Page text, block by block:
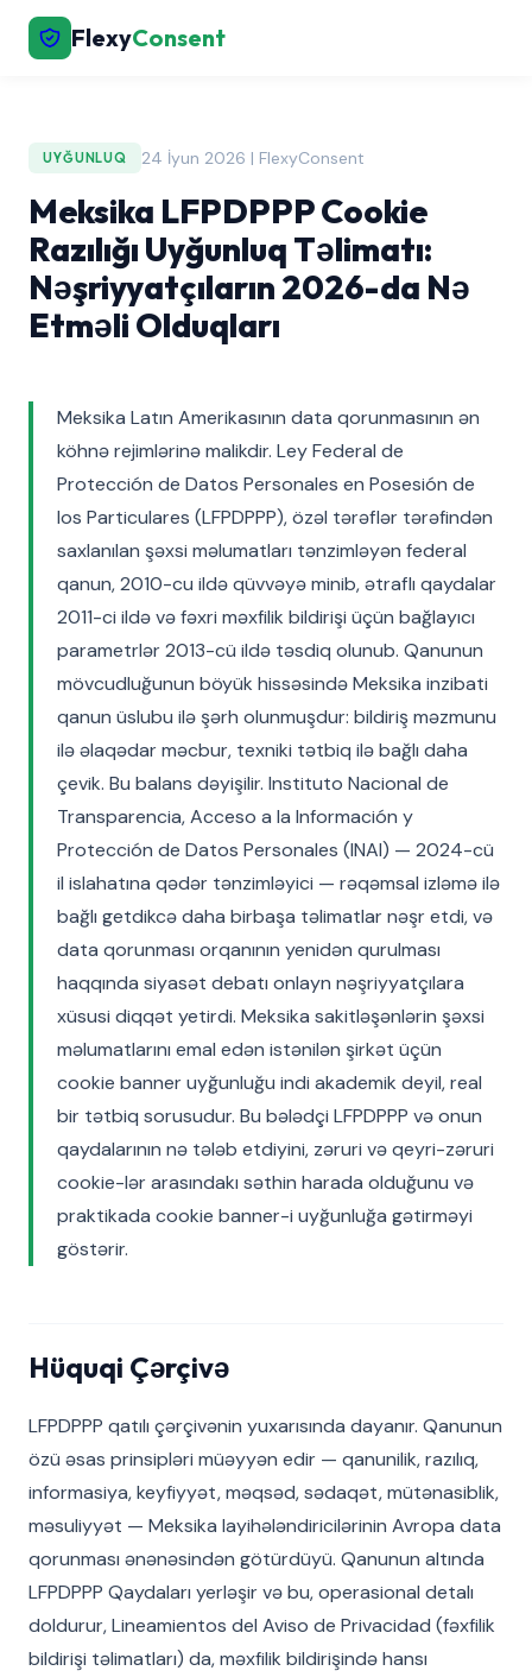
FlexyConsent
UYĞUNLUQ 24 İyun 2026 | FlexyConsent
Meksika LFPDPPP Cookie
Razılığı Uyğunluq Təlimatı:
Nəşriyyatçıların 2026-da Nə
Etməli Olduqları
Meksika Latın Amerikasının data qorunmasının ən
köhnə rejimlərinə malikdir. Ley Federal de
Protección de Datos Personales en Posesión de
los Particulares (LFPDPPP), özəl tərəflər tərəfindən
saxlanılan şəxsi məlumatları tənzimləyən federal
qanun, 2010-cu ildə qüvvəyə minib, ətraflı qaydalar
2011-ci ildə və fəxri məxfilik bildirişi üçün bağlayıcı
parametrlər 2013-cü ildə təsdiq olunub. Qanunun
mövcudluğunun böyük hissəsində Meksika inzibati
qanun üslubu ilə şərh olunmuşdur: bildiriş məzmunu
ilə əlaqədar məcbur, texniki tətbiq ilə bağlı daha
çevik. Bu balans dəyişilir. Instituto Nacional de
Transparencia, Acceso a la Información y
Protección de Datos Personales (INAI) — 2024-cü
il islahatına qədər tənzimləyici — rəqəmsal izləmə ilə
bağlı getdikcə daha birbaşa təlimatlar nəşr etdi, və
data qorunması orqanının yenidən qurulması
haqqında siyasət debatı onlayn nəşriyyatçılara
xüsusi diqqət yetirdi. Meksika sakitləşənlərin şəxsi
məlumatlarını emal edən istənilən şirkət üçün
cookie banner uyğunluğu indi akademik deyil, real
bir tətbiq sorusudur. Bu bələdçi LFPDPPP və onun
qaydalarının nə tələb etdiyini, zəruri və qeyri-zəruri
cookie-lər arasındakı səthin harada olduğunu və
praktikada cookie banner-i uyğunluğa gətirməyi
göstərir.
Hüquqi Çərçivə
LFPDPPP qatılı çərçivənin yuxarısında dayanır. Qanunun
özü əsas prinsipləri müəyyən edir — qanunilik, razılıq,
informasiya, keyfiyyət, məqsəd, sədaqət, mütənasiblik,
məsuliyyət — Meksika layihələndiricilərinin Avropa data
qorunması ənənəsindən götürdüyü. Qanunun altında
LFPDPPP Qaydaları yerləşir və bu, operasional detalı
doldurur, Lineamientos del Aviso de Privacidad (fəxfilik
bildirişi təlimatları) da, məxfilik bildirişində hansı